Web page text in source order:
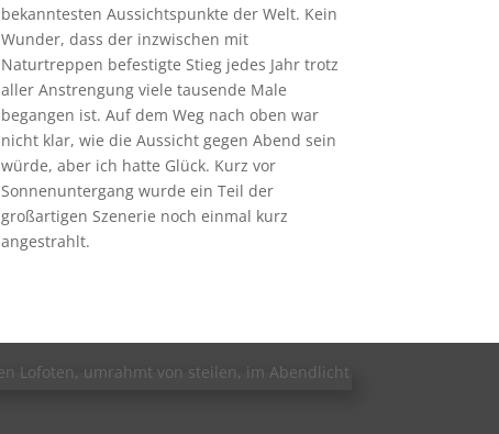
bekanntesten Aussichtspunkte der Welt. Kein
Wunder, dass der inzwischen mit
Naturtreppen befestigte Stieg jedes Jahr trotz
aller Anstrengung viele tausende Male
begangen ist. Auf dem Weg nach oben war
nicht klar, wie die Aussicht gegen Abend sein
würde, aber ich hatte Glück. Kurz vor
Sonnenuntergang wurde ein Teil der
großartigen Szenerie noch einmal kurz
angestrahlt.